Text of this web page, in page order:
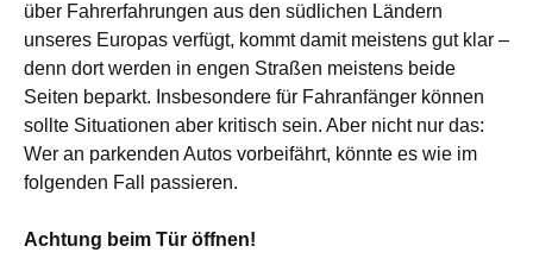
über Fahrerfahrungen aus den südlichen Ländern
unseres Europas verfügt, kommt damit meistens gut klar –
denn dort werden in engen Straßen meistens beide
Seiten beparkt. Insbesondere für Fahranfänger können
sollte Situationen aber kritisch sein. Aber nicht nur das:
Wer an parkenden Autos vorbeifährt, könnte es wie im
folgenden Fall passieren.
Achtung beim Tür öffnen!